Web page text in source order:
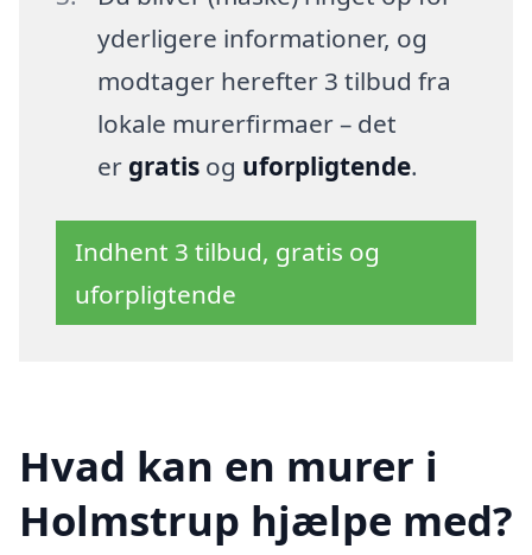
yderligere informationer, og
modtager herefter 3 tilbud fra
lokale murerfirmaer – det
er gratisog uforpligtende.
Indhent 3 tilbud, gratis og
uforpligtende
Hvad kan en murer i
Holmstrup hjælpe med?